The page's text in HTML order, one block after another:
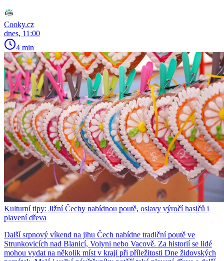
Cooky.cz
dnes, 11:00
4 min
Kulturní tipy: Jižní Čechy nabídnou poutě, oslavy výročí hasičů i
plavení dřeva
Další srpnový víkend na jihu Čech nabídne tradiční poutě ve
Strunkovicích nad Blanicí, Volyni nebo Vacově. Za historií se lidé
mohou vydat na několik míst v kraji při příležitosti Dne židovských